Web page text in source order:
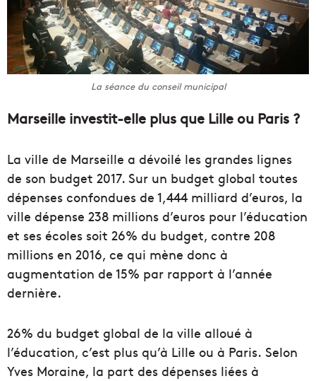
La séance du conseil municipal
Marseille investit-elle plus que Lille ou Paris ?
La ville de Marseille a dévoilé les grandes lignes
de son budget 2017. Sur un budget global toutes
dépenses confondues de 1,444 milliard d’euros, la
ville dépense 238 millions d’euros pour l’éducation
et ses écoles soit 26% du budget, contre 208
millions en 2016, ce qui mène donc à
augmentation de 15% par rapport à l’année
dernière.
26% du budget global de la ville alloué à
l’éducation, c’est plus qu’à Lille ou à Paris. Selon
Yves Moraine, la part des dépenses liées à